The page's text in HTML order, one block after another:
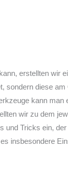
erstellten wir
sondern diese
kann
wir zu dem
Tricks ein,
insbesondere